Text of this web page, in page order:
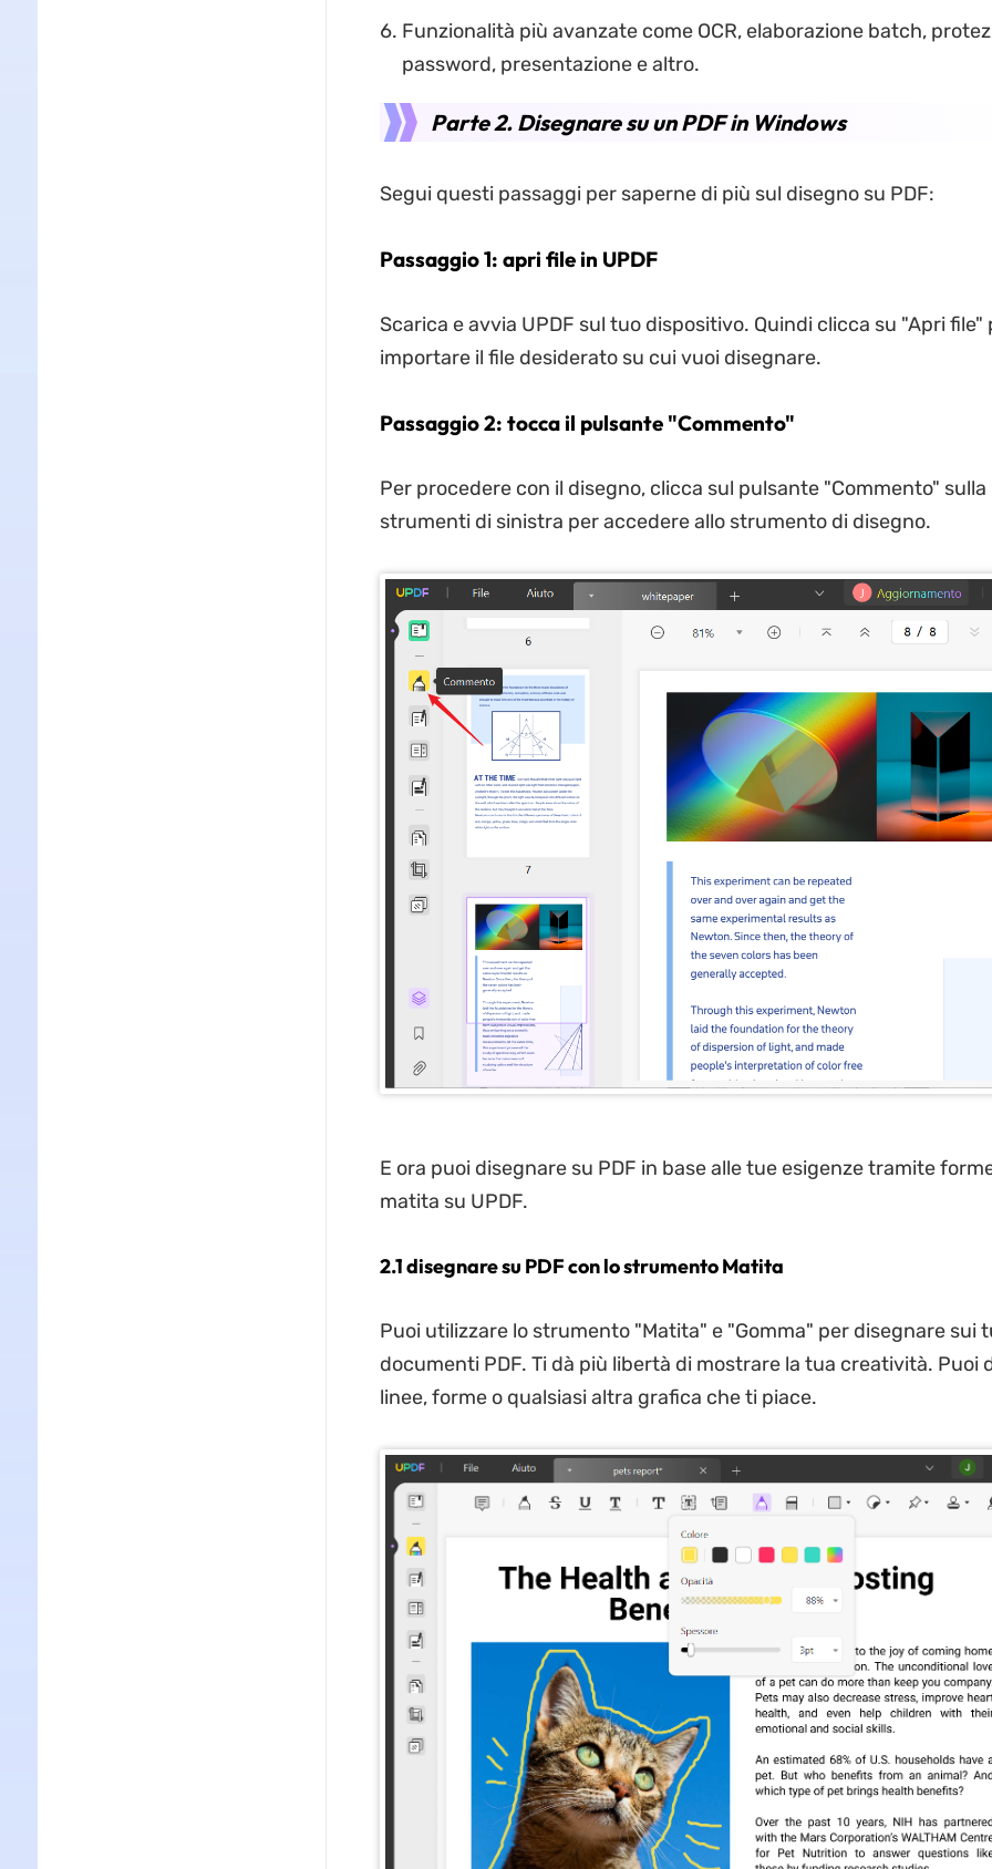
Funzionalità più avanzate come OCR, elaborazione batch,
password, presentazione e altro.
Parte 2. Disegnare su un PDF in Windows
Segui questi passaggi per saperne di più sul disegno su PDF:
Passaggio 1: apri file in UPDF
Scarica e avvia UPDF sul tuo dispositivo. Quindi clicca su "Apri file"
importare il file desiderato su cui vuoi disegnare.
Passaggio 2: tocca il pulsante "Commento"
Per procedere con il disegno, clicca sul pulsante "Commento"
strumenti di sinistra per accedere allo strumento di disegno.
E ora puoi disegnare su PDF in base alle tue esigenze tramite
matita su UPDF.
2.1 disegnare su PDF con lo strumento Matita
Puoi utilizzare lo strumento "Matita" e "Gomma" per disegnare sui
documenti PDF. Ti dà più libertà di mostrare la tua creatività. Puoi
linee, forme o qualsiasi altra grafica che ti piace.